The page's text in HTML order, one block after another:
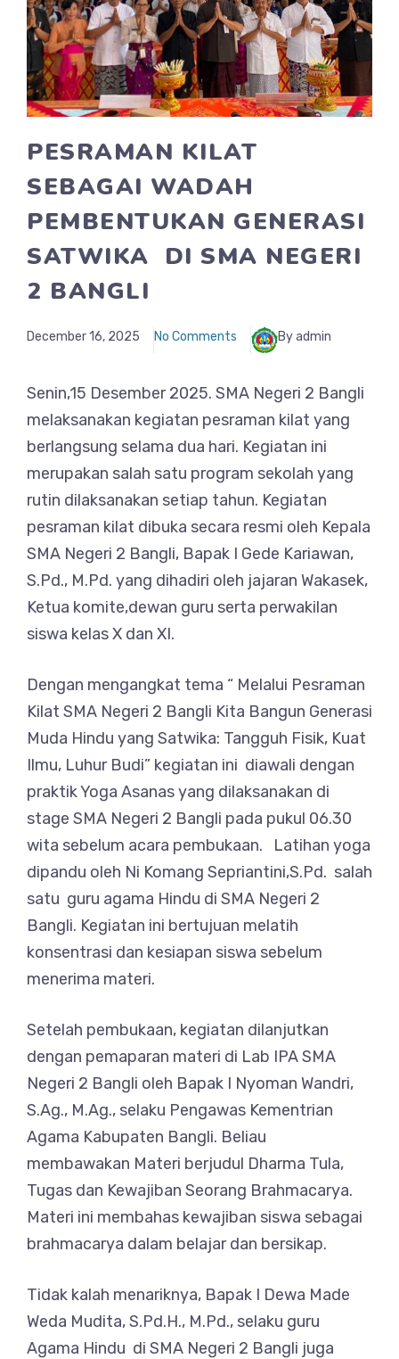
PESRAMAN KILAT
SEBAGAI WADAH
PEMBENTUKAN GENERASI
SATWIKA DI SMA NEGERI
2 BANGLI
December 16, 2025 No Comments By admin
Senin,15 Desember 2025. SMA Negeri 2 Bangli
melaksanakan kegiatan pesraman kilat yang
berlangsung selama dua hari. Kegiatan ini
merupakan salah satu program sekolah yang
rutin dilaksanakan setiap tahun. Kegiatan
pesraman kilat dibuka secara resmi oleh Kepala
SMA Negeri 2 Bangli, Bapak I Gede Kariawan,
S.Pd., M.Pd. yang dihadiri oleh jajaran Wakasek,
Ketua komite,dewan guru serta perwakilan
siswa kelas X dan XI.
Dengan mengangkat tema “ Melalui Pesraman
Kilat SMA Negeri 2 Bangli Kita Bangun Generasi
Muda Hindu yang Satwika: Tangguh Fisik, Kuat
Ilmu, Luhur Budi” kegiatan ini diawali dengan
praktik Yoga Asanas yang dilaksanakan di
stage SMA Negeri 2 Bangli pada pukul 06.30
wita sebelum acara pembukaan. Latihan yoga
dipandu oleh Ni Komang Sepriantini,S.Pd. salah
satu guru agama Hindu di SMA Negeri 2
Bangli. Kegiatan ini bertujuan melatih
konsentrasi dan kesiapan siswa sebelum
menerima materi.
Setelah pembukaan, kegiatan dilanjutkan
dengan pemaparan materi di Lab IPA SMA
Negeri 2 Bangli oleh Bapak I Nyoman Wandri,
S.Ag., M.Ag., selaku Pengawas Kementrian
Agama Kabupaten Bangli. Beliau
membawakan Materi berjudul Dharma Tula,
Tugas dan Kewajiban Seorang Brahmacarya.
Materi ini membahas kewajiban siswa sebagai
brahmacarya dalam belajar dan bersikap.
Tidak kalah menariknya, Bapak I Dewa Made
Weda Mudita, S.Pd.H., M.Pd., selaku guru
Agama Hindu di SMA Negeri 2 Bangli juga